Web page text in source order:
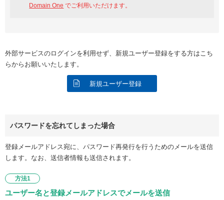
Domain One でご利用いただけます。
外部サービスのログインを利用せず、新規ユーザー登録をする方はこち
らからお願いいたします。
新規ユーザー登録
パスワードを忘れてしまった場合
登録メールアドレス宛に、パスワード再発行を行うためのメールを送信
します。なお、送信者情報も送信されます。
方法1
ユーザー名と登録メールアドレスでメールを送信